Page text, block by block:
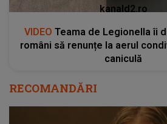
kanald2.ro
VIDEO Teama de Legionella îi
români să renunțe la aerul
caniculă
RECOMANDĂRI